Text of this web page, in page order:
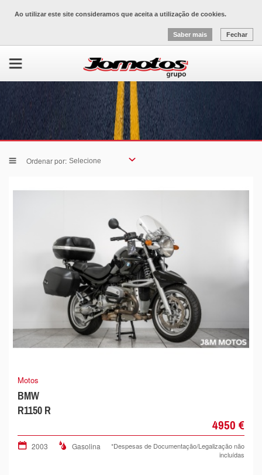
Ao utilizar este site consideramos que aceita a utilização de cookies.
Saber mais Fechar
Ordenar por:
Motos
BMW
R1150 R
4950 €
2003 Gasolina
*Despesas de Documentação/Legalização não
incluídas